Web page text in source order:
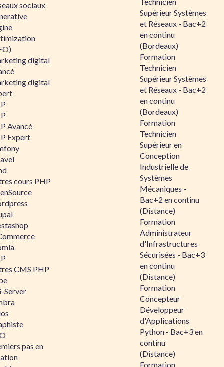
sociaux
digital
digital
Avancé
Expert
cours PHP
CMS PHP
Server
pas en
Supérieur Systèmes
et Réseaux - Bac+2
en continu
(Bordeaux)
Formation
Technicien
Supérieur Systèmes
et Réseaux - Bac+2
en continu
(Bordeaux)
Formation
Technicien
Supérieur en
Conception
Industrielle de
Systèmes
Mécaniques -
Bac+2 en continu
(Distance)
Formation
Administrateur
d'Infrastructures
Sécurisées - Bac+3
en continu
(Distance)
Formation
Concepteur
Développeur
d'Applications
Python - Bac+3 en
continu
(Distance)
Formation